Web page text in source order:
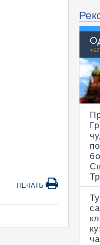
ПЕЧАТЬ